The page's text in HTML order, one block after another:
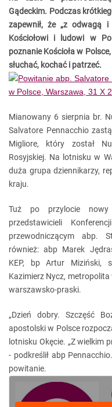
Gądeckim. Podczas
zapewnił, że „z odwagą i
Kościołowi i ludowi w
poznanie Kościoła w
słuchać, kochać i patrzeć.
Mianowany 6 sierpnia br.
Salvatore Pennacchio
Migliore, który został
Rosyjskiej. Na lotnisku w
duża grupa dziennikarzy,
kraju.
Tuż po przylocie nowy
przedstawicieli
przewodniczącym abp.
również: abp Marek
KEP, bp Artur Miziński,
Kazimierz Nycz,
warszawsko-praski.
„Dzień dobry. Szczęść
apostolski w Polsce
lotnisku Okęcie. „Z wielkim
- podkreślił abp
powitanie.